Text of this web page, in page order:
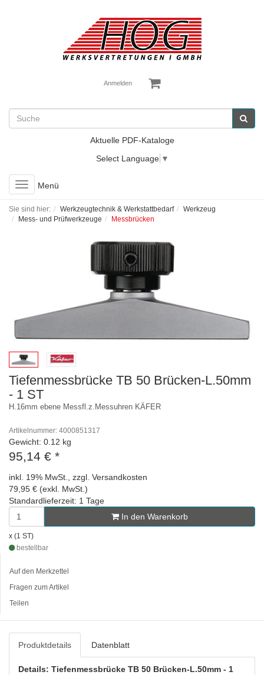
Anmelden
Aktuelle PDF-Kataloge
Select Language ▼
Toggle
navigation
Menü
Sie sind hier: Werkzeugtechnik & Werkstattbedarf
Werkzeug
Mess- und Prüfwerkzeuge
Messbrücken
Tiefenmessbrücke TB 50 Brücken-L.50mm
- 1 ST
H.16mm ebene Messfl.z.Messuhren KÄFER
Artikelnummer: 4000851317
Gewicht: 0.12 kg
95,14 € *
inkl. 19% MwSt., zzgl. Versandkosten
79,95 € (exkl. MwSt.)
Standardlieferzeit: 1 Tage
In den Warenkorb
x (1 ST)
bestellbar
Auf den Merkzettel
Fragen zum Artikel
Teilen
Produktdetails Datenblatt
Details: Tiefenmessbrücke TB 50 Brücken-L.50mm - 1